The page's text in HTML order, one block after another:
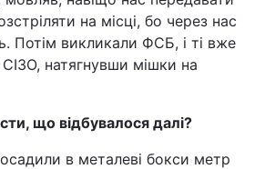
на місці, бо через нас
Потім викликали ФСБ, і ті вже
натягнувши мішки на
що відбувалося далі?
в металеві бокси метр